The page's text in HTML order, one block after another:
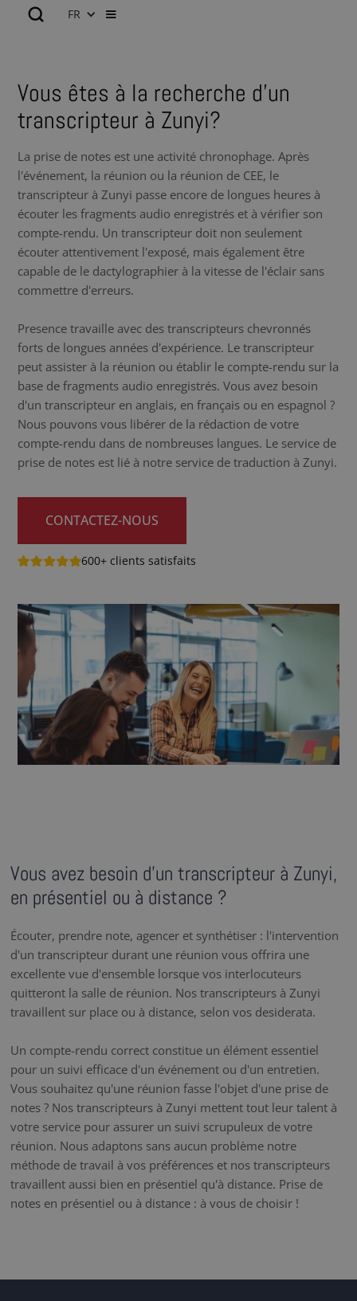
FR
Vous êtes à la recherche d’un
transcripteur à Zunyi?
La prise de notes est une activité chronophage. Après
l'événement, la réunion ou la réunion de CEE, le
transcripteur à Zunyi passe encore de longues heures à
écouter les fragments audio enregistrés et à vérifier son
compte-rendu. Un transcripteur doit non seulement
écouter attentivement l'exposé, mais également être
capable de le dactylographier à la vitesse de l'éclair sans
commettre d'erreurs.
Presence travaille avec des transcripteurs chevronnés
forts de longues années d'expérience. Le transcripteur
peut assister à la réunion ou établir le compte-rendu sur la
base de fragments audio enregistrés. Vous avez besoin
d'un transcripteur en anglais, en français ou en espagnol ?
Nous pouvons vous libérer de la rédaction de votre
compte-rendu dans de nombreuses langues. Le service de
prise de notes est lié à notre service de traduction à Zunyi.
CONTACTEZ-NOUS
600+ clients satisfaits
Vous avez besoin d’un transcripteur à Zunyi,
en présentiel ou à distance ?
Écouter, prendre note, agencer et synthétiser : l'intervention
d'un transcripteur durant une réunion vous offrira une
excellente vue d'ensemble lorsque vos interlocuteurs
quitteront la salle de réunion. Nos transcripteurs à Zunyi
travaillent sur place ou à distance, selon vos desiderata.
Un compte-rendu correct constitue un élément essentiel
pour un suivi efficace d'un événement ou d'un entretien.
Vous souhaitez qu'une réunion fasse l'objet d'une prise de
notes ? Nos transcripteurs à Zunyi mettent tout leur talent à
votre service pour assurer un suivi scrupuleux de votre
réunion. Nous adaptons sans aucun problème notre
méthode de travail à vos préférences et nos transcripteurs
travaillent aussi bien en présentiel qu'à distance. Prise de
notes en présentiel ou à distance : à vous de choisir !